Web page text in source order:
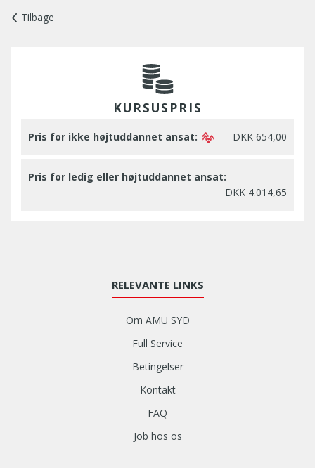
Tilbage
KURSUSPRIS
Pris for ikke højtuddannet ansat: DKK 654,00
Pris for ledig eller højtuddannet ansat:
DKK 4.014,65
RELEVANTE LINKS
Om AMU SYD
Full Service
Betingelser
Kontakt
FAQ
Job hos os